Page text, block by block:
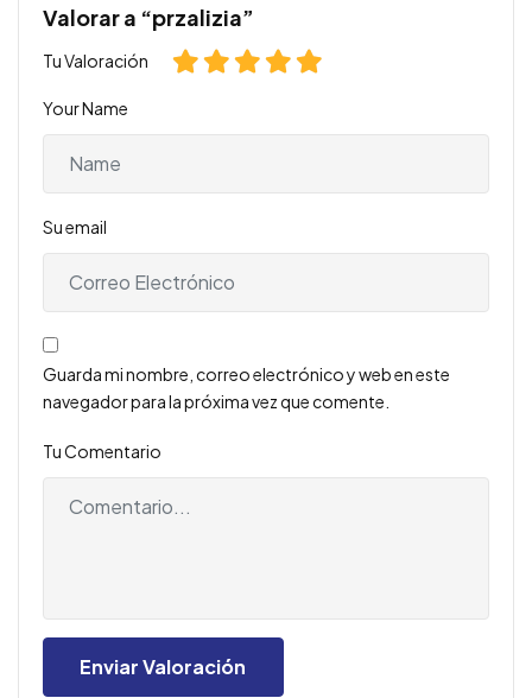
Valorar a “przalizia”
Tu Valoración
Your Name
Su email
Guarda mi nombre, correo electrónico y web en este
navegador para la próxima vez que comente.
Tu Comentario